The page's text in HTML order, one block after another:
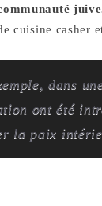
cuisine casher
dans
ont été
la paix